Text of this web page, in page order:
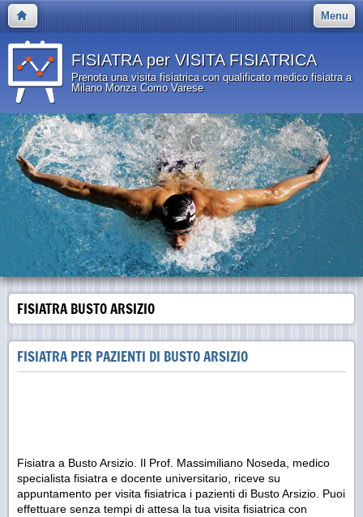
Menu
FISIATRA per VISITA FISIATRICA
Prenota una visita fisiatrica con qualificato medico fisiatra a
Milano Monza Como Varese
FISIATRA BUSTO ARSIZIO
FISIATRA PER PAZIENTI DI BUSTO ARSIZIO
Fisiatra a Busto Arsizio. Il Prof. Massimiliano Noseda, medico
specialista fisiatra e docente universitario, riceve su
appuntamento per visita fisiatrica i pazienti di Busto Arsizio. Puoi
effettuare senza tempi di attesa la tua visita fisiatrica con